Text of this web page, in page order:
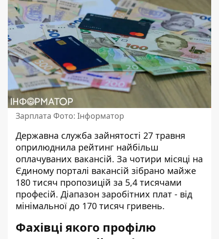
Зарплата Фото: Інформатор
Державна служба зайнятості 27 травня
оприлюднила рейтинг найбільш
оплачуваних вакансій. За чотири місяці на
Єдиному порталі вакансій зібрано майже
180 тисяч пропозицій за 5,4 тисячами
професій. Діапазон заробітних плат - від
мінімальної до 170 тисяч гривень.
Фахівці якого профілю